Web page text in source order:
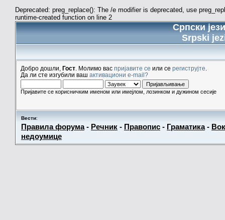
Deprecated: preg_replace(): The /e modifier is deprecated, use
runtime-created function on line 2
Српски
Srpski
Добро дошли, Гост . Молимо вас пријавите се или се региструјте
Да ли сте изгубили ваш активациони e-mail?
Пријавите се корисничким именом или имејлом, лозинком и дужином сесије
Вести:
Правила форума- Речник - Правопис - Граматика-
недоумице